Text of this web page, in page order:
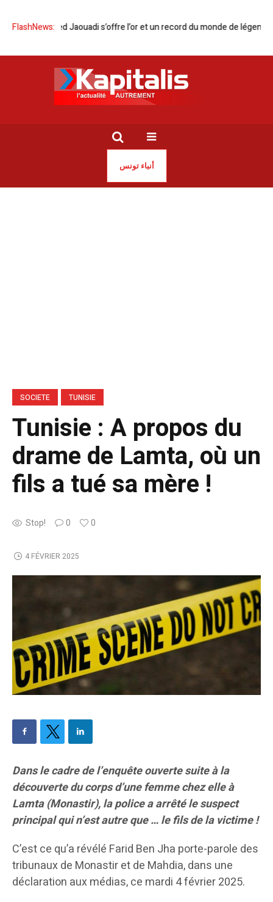
FlashNews:
| Ahmed Jaouadi s’offre l’or et un record du monde de légende en
أنباء تونس
SOCIETE TUNISIE
Tunisie : A propos du
drame de Lamta, où un
fils a tué sa mère !
Stop! 0 0
4 FÉVRIER 2025
Dans le cadre de l’enquête ouverte suite à la
découverte du corps d’une femme chez elle à
Lamta (Monastir), la police a arrêté le suspect
principal qui n’est autre que … le fils de la victime !
C’est ce qu’a révélé Farid Ben Jha porte-parole des
tribunaux de Monastir et de Mahdia, dans une
déclaration aux médias, ce mardi 4 février 2025.